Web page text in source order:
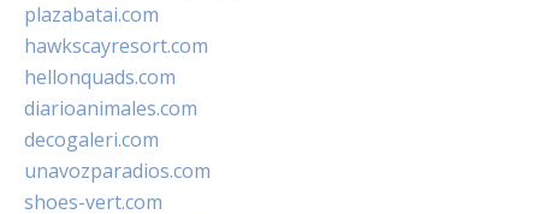
plazabatai.com
hawkscayresort.com
hellonquads.com
diarioanimales.com
decogaleri.com
unavozparadios.com
shoes-vert.com